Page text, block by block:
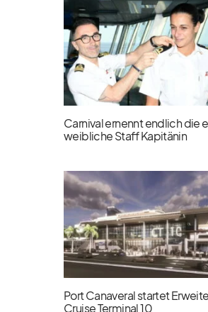
Carnival ernennt endlich die
weibliche Staff Kapitänin
Port Canaveral startet
Cruise Terminal 10